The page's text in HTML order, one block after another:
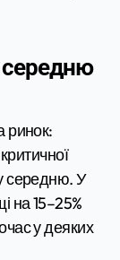
середню
ринок:
середню. У
на 15–25%
у деяких